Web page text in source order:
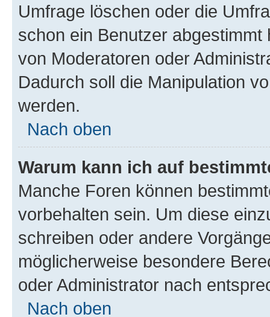
Umfrage löschen oder die
schon ein Benutzer
von Moderatoren oder
Dadurch soll die Manipulation
werden.
Nach oben
Warum kann ich auf
Manche Foren können
vorbehalten sein. Um diese
schreiben oder andere
möglicherweise besondere
oder Administrator nach
Nach oben